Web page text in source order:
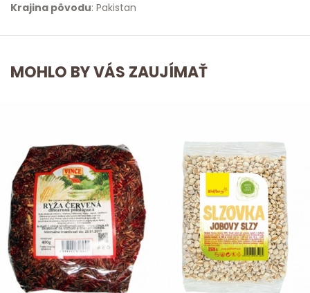
Krajina pôvodu: Pakistan
MOHLO BY VÁS ZAUJÍMAŤ